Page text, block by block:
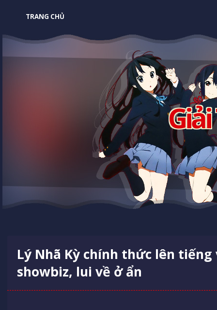
TRANG CHỦ
Lý Nhã Kỳ chính thức lên
showbiz, lui về ở ẩn